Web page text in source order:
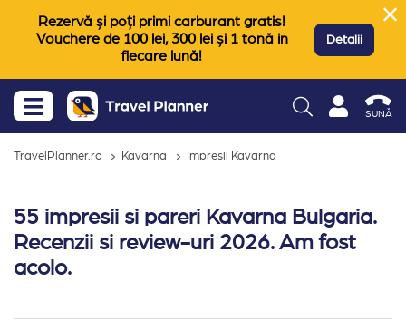
Rezervă și poți primi carburant gratis!
Vouchere de 100 lei, 300 lei și 1 tonă in
fiecare lună!
Detalii
SUNĂ
TravelPlanner.ro Kavarna Impresii Kavarna
55 impresii si pareri Kavarna Bulgaria.
Recenzii si review-uri 2026. Am fost
acolo.